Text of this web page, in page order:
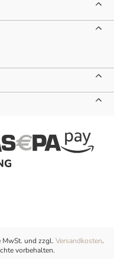
MwSt. und zzgl. Versandkosten.
vorbehalten.